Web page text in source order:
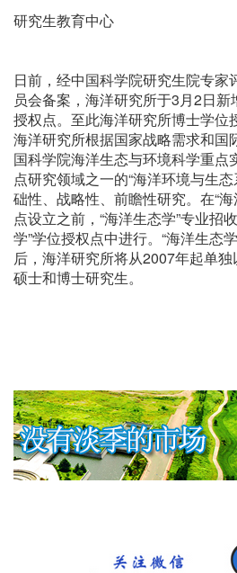
研究生教育中心
日前，经中国科学院研究生院专家
员会备案，海洋研究所于3月2日新
授权点。至此海洋研究所博士学位
海洋研究所根据国家战略需求和国
国科学院海洋生态与环境科学重点
点研究领域之一的“海洋环境与生
础性、战略性、前瞻性研究。在“
点设立之前，“海洋生态学”专业招
学”学位授权点中进行。“海洋生态
后，海洋研究所将从2007年起单独
硕士和博士研究生。